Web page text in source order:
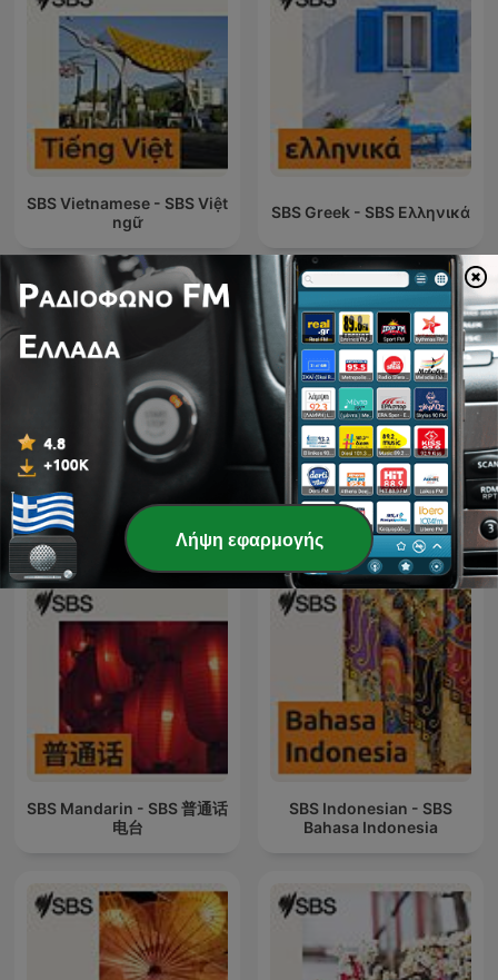
SBS Vietnamese - SBS Việt
ngữ
SBS Greek - SBS Ελληνικά
SBS Lao - SBS ພາ​ສາ​ລາວ
SBS Tigrinya - ኤስ.ቢ.ኤስ
ትግርኛ
SBS Mandarin - SBS 普通话
电台
SBS Indonesian - SBS
Bahasa Indonesia
Λήψη εφαρμογής